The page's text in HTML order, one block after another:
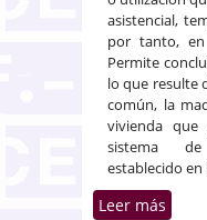
asistencial,
por tanto,
Permite
lo que resulte
común, la
vivienda que
sistema
establecido
Leer más